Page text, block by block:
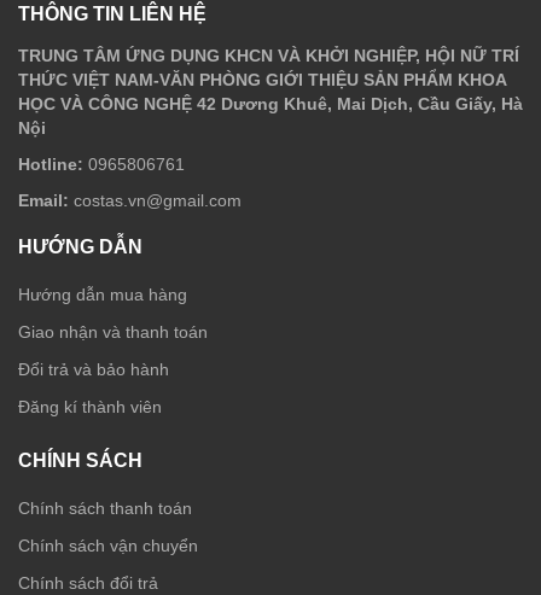
THÔNG TIN LIÊN HỆ
TRUNG TÂM ỨNG DỤNG KHCN VÀ KHỞI NGHIỆP, HỘI NỮ TRÍ
THỨC VIỆT NAM-VĂN PHÒNG GIỚI THIỆU SẢN PHẨM KHOA
HỌC VÀ CÔNG NGHỆ 42 Dương Khuê, Mai Dịch, Cầu Giấy, Hà
Nội
Hotline: 0965806761
Email: costas.vn@gmail.com
HƯỚNG DẪN
Hướng dẫn mua hàng
Giao nhận và thanh toán
Đổi trả và bảo hành
Đăng kí thành viên
CHÍNH SÁCH
Chính sách thanh toán
Chính sách vận chuyển
Chính sách đổi trả